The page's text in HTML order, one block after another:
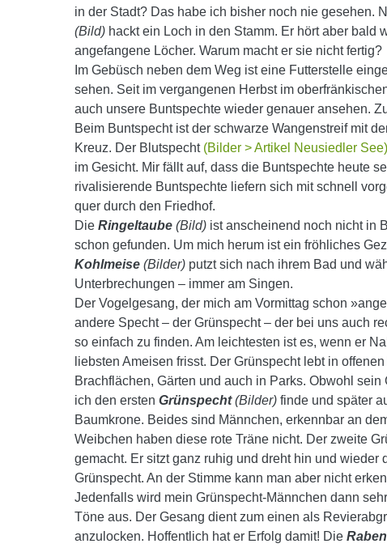
in der Stadt? Das habe ich bisher noch nie gesehen.
(Bild) hackt ein Loch in den Stamm. Er hört aber bald
angefangene Löcher. Warum macht er sie nicht fertig?
Im Gebüsch neben dem Weg ist eine Futterstelle
sehen. Seit im vergangenen Herbst im
auch unsere Buntspechte wieder genauer ansehen.
Beim Buntspecht ist der schwarze Wangenstreif mit
Kreuz. Der Blutspecht (Bilder > Artikel Neusiedler See)
im Gesicht. Mir fällt auf, dass die Buntspechte heute
rivalisierende Buntspechte liefern sich mit schnell
quer durch den Friedhof.
Die Ringeltaube (Bild) ist anscheinend noch nicht in
schon gefunden. Um mich herum ist ein fröhliches
Kohlmeise (Bilder) putzt sich nach ihrem Bad und
Unterbrechungen – immer am Singen.
Der Vogelgesang, der mich am Vormittag schon
andere Specht – der Grünspecht – der bei uns auch
so einfach zu finden. Am leichtesten ist es, wenn er
liebsten Ameisen frisst. Der Grünspecht lebt in
Brachflächen, Gärten und auch in Parks. Obwohl
ich den ersten Grünspecht(Bilder) finde und später
Baumkrone. Beides sind Männchen, erkennbar an
Weibchen haben diese rote Träne nicht. Der zweite
gemacht. Er sitzt ganz ruhig und dreht hin und
Grünspecht. An der Stimme kann man aber nicht
Jedenfalls wird mein Grünspecht-Männchen dann
Töne aus. Der Gesang dient zum einen als
anzulocken. Hoffentlich hat er Erfolg damit! Die